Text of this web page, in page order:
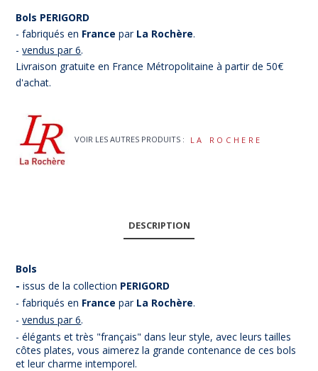
Bols PERIGORD
- fabriqués en France par La Rochère.
-vendus par 6.
Livraison gratuite en France Métropolitaine à partir de 50€
d'achat.
VOIR LES AUTRES PRODUITS : LA ROCHERE
DESCRIPTION
Bols
-issus de la collection PERIGORD
- fabriqués en France par La Rochère.
-vendus par 6.
- élégants et très "français" dans leur style, avec leurs tailles
côtes plates, vous aimerez la grande contenance de ces bols
et leur charme intemporel.